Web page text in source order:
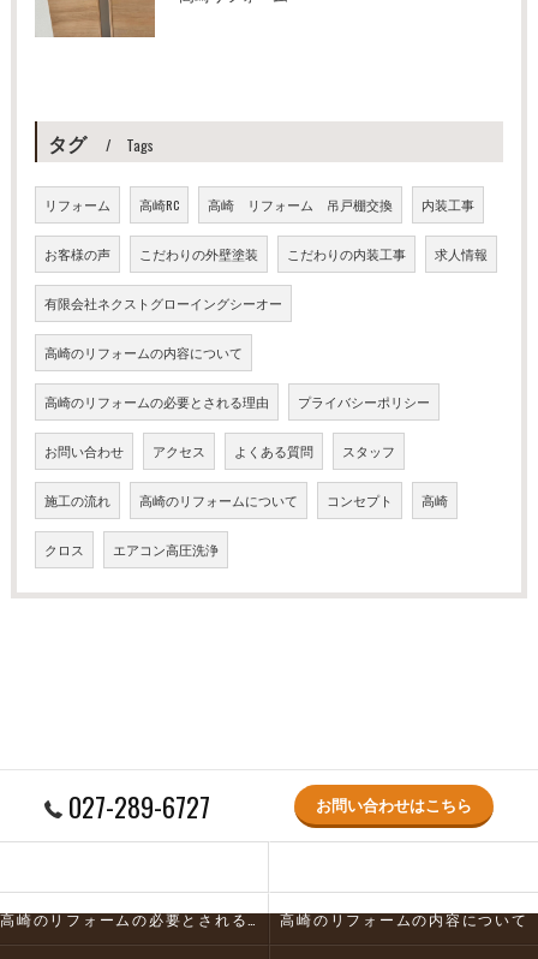
タグ Tags
リフォーム 高崎RC 高崎 リフォーム 吊戸棚交換 内装工事
お客様の声 こだわりの外壁塗装 こだわりの内装工事 求人情報
有限会社ネクストグローイングシーオー
高崎のリフォームの内容について
高崎のリフォームの必要とされる理由 プライバシーポリシー
お問い合わせ アクセス よくある質問 スタッフ
施工の流れ 高崎のリフォームについて コンセプト 高崎
クロス エアコン高圧洗浄
027-289-6727 お問い合わせはこちら
高崎のリフォームの必要とされる理由 高崎のリフォームの内容について